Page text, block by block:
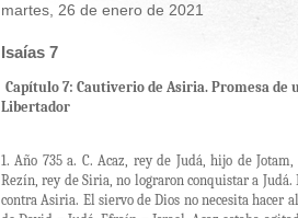
martes, 26 de enero de 2021
Isaías 7
Capítulo 7: Cautiverio de Asiria. Promesa
Libertador
1. Año 735 a. C. Acaz, rey de Judá, hijo de
Rezín, rey de Siria, no lograron conquistar a
contra Asiria. El siervo de Dios no necesita hacer